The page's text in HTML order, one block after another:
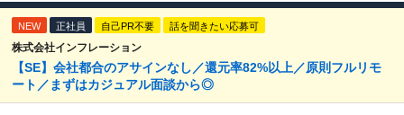
NEW 正社員 自己PR不要 話を聞きたい応募可
株式会社インフレーション
【SE】会社都合のアサインなし／還元率82%以上／原則フルリモ
ート／まずはカジュアル面談から◎